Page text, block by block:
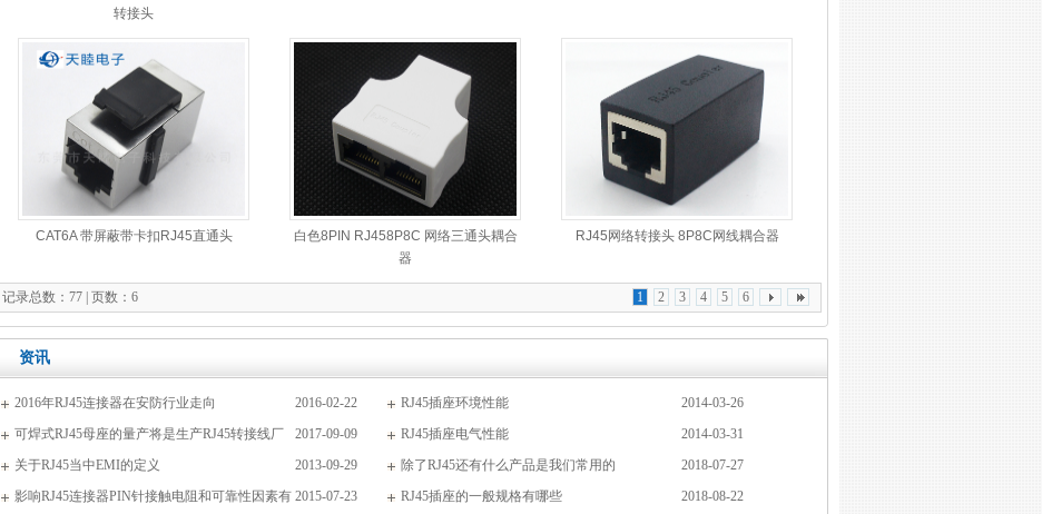
转接头
CAT6A 带屏蔽带卡扣RJ45直通头
白色8PIN RJ458P8C 网络三通头耦合
器
RJ45网络转接头 8P8C网线耦合器
记录总数：77 | 页数：6 1 2 3 4 5 6
资讯
2016-02-22
2016年RJ45连接器在安防行业走向 2014-03-26
RJ45插座环境性能
2017-09-09
可焊式RJ45母座的量产将是生产RJ45转接线厂
家的福音！
2014-03-31
RJ45插座电气性能
2013-09-29
关于RJ45当中EMI的定义 2018-07-27
除了RJ45还有什么产品是我们常用的
2015-07-23
影响RJ45连接器PIN针接触电阻和可靠性因素有 2018-08-22
RJ45插座的一般规格有哪些